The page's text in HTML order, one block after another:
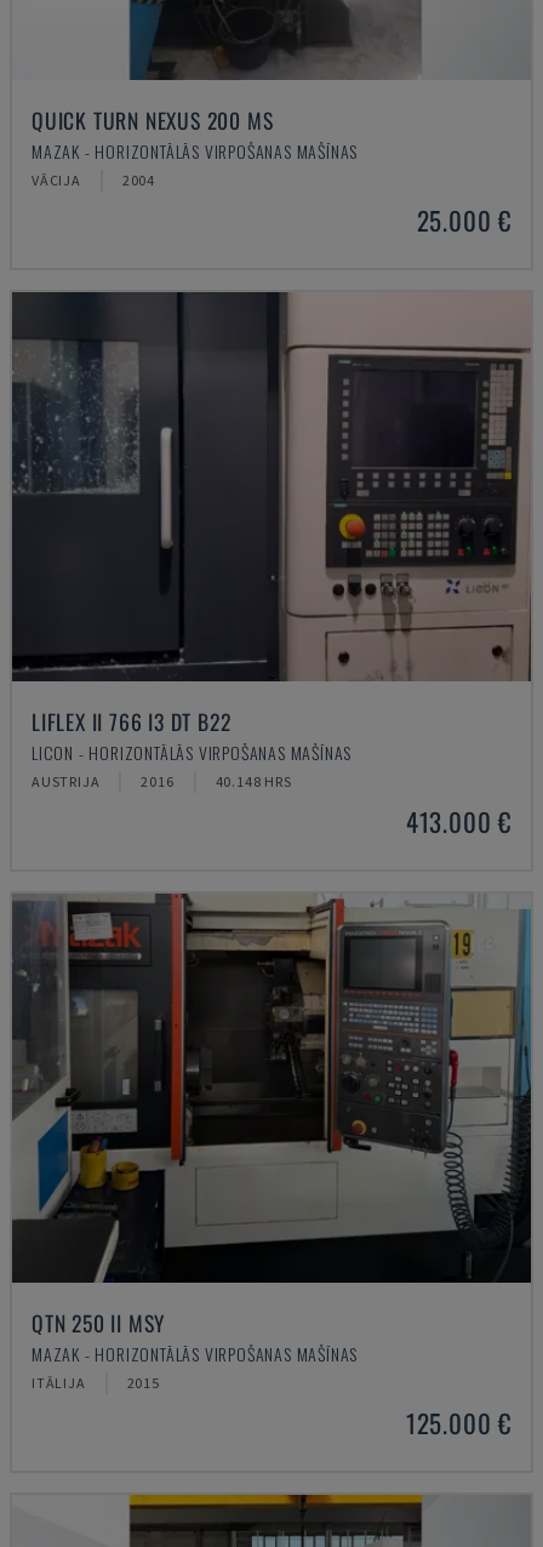
QUICK TURN NEXUS 200 MS
MAZAK - HORIZONTĀLĀS VIRPOŠANAS MAŠĪNAS
VĀCIJA 2004
25.000 €
LIFLEX II 766 I3 DT B22
LICON - HORIZONTĀLĀS VIRPOŠANAS MAŠĪNAS
AUSTRIJA 2016 40.148 HRS
413.000 €
QTN 250 II MSY
MAZAK - HORIZONTĀLĀS VIRPOŠANAS MAŠĪNAS
ITĀLIJA 2015
125.000 €